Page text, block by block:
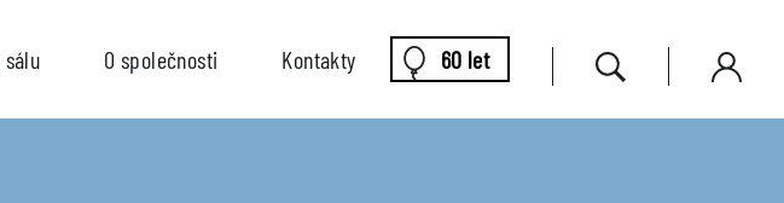
O společnosti Kontakty 60 let